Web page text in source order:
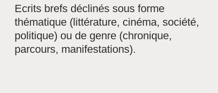
Ecrits brefs déclinés sous forme
thématique (littérature, cinéma, société,
politique) ou de genre (chronique,
parcours, manifestations).